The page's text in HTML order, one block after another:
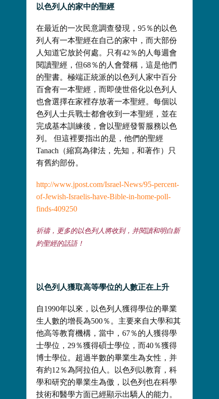
以色列人的家中的聖經
在最近的一次民意調查發現，95％的以色
列人有一本聖經在自己的家中，而大部份
人知道它放於何處。只有42％的人每週會
閱讀聖經，但68％的人會聲稱，這是他們
的聖書。極端正統派的以色列人家中百分
百會有一本聖經，而即使世俗化以色列人
也會選擇在家裡存放著一本聖經。每個以
色列人士兵戰士都會收到一本聖經，並在
完成基本訓練後，會以聖經發誓服務以色
列。 但這裡要指出的是，他們的聖經
Tanach（縮寫為律法，先知，和著作）只
有舊約部份。
http://www.jpost.com/Israel-News/95-percent-
of-Jewish-Israelis-have-Bible-in-home-poll-
finds-409250
祈禱，更多的以色列人將收到，并閱讀和明白新
約聖經的話語！
以色列人獲取高等學位的人數正在上升
自1990年以來，以色列人獲得學位的畢業
生人數的增長為500％。主要來自大學和其
他高等教育機構，當中，67％的人獲得學
士學位，29％獲得碩士學位，而40％獲得
博士學位。超過半數的畢業生為女性，并
有約12％為阿拉伯人。以色列以教育，科
學和研究的畢業生為傲，以色列也在科學
技術和醫學方面已經顯示出驕人的能力。